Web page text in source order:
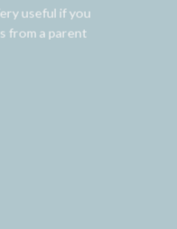
useful if you
from a parent